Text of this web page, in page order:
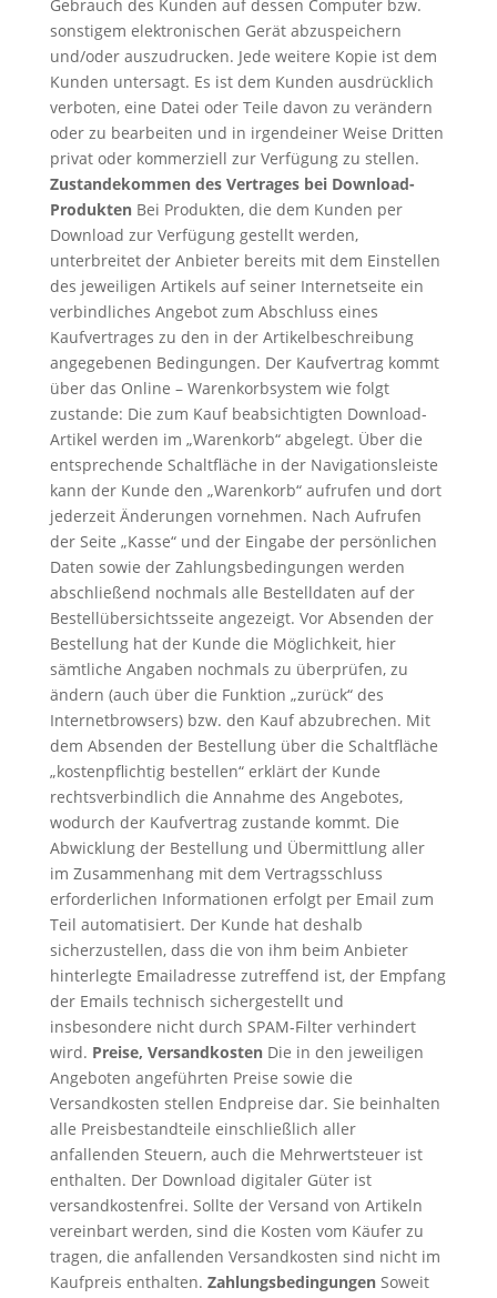
Gebrauch des Kunden auf dessen Computer bzw.
sonstigem elektronischen Gerät abzuspeichern
und/oder auszudrucken. Jede weitere Kopie ist dem
Kunden untersagt. Es ist dem Kunden ausdrücklich
verboten, eine Datei oder Teile davon zu verändern
oder zu bearbeiten und in irgendeiner Weise Dritten
privat oder kommerziell zur Verfügung zu stellen.
Zustandekommen des Vertrages bei Download-
ProduktenBei Produkten, die dem Kunden per
Download zur Verfügung gestellt werden,
unterbreitet der Anbieter bereits mit dem Einstellen
des jeweiligen Artikels auf seiner Internetseite ein
verbindliches Angebot zum Abschluss eines
Kaufvertrages zu den in der Artikelbeschreibung
angegebenen Bedingungen. Der Kaufvertrag kommt
über das Online – Warenkorbsystem wie folgt
zustande: Die zum Kauf beabsichtigten Download-
Artikel werden im „Warenkorb“ abgelegt. Über die
entsprechende Schaltfläche in der Navigationsleiste
kann der Kunde den „Warenkorb“ aufrufen und dort
jederzeit Änderungen vornehmen. Nach Aufrufen
der Seite „Kasse“ und der Eingabe der persönlichen
Daten sowie der Zahlungsbedingungen werden
abschließend nochmals alle Bestelldaten auf der
Bestellübersichtsseite angezeigt. Vor Absenden der
Bestellung hat der Kunde die Möglichkeit, hier
sämtliche Angaben nochmals zu überprüfen, zu
ändern (auch über die Funktion „zurück“ des
Internetbrowsers) bzw. den Kauf abzubrechen. Mit
dem Absenden der Bestellung über die Schaltfläche
„kostenpflichtig bestellen“ erklärt der Kunde
rechtsverbindlich die Annahme des Angebotes,
wodurch der Kaufvertrag zustande kommt. Die
Abwicklung der Bestellung und Übermittlung aller
im Zusammenhang mit dem Vertragsschluss
erforderlichen Informationen erfolgt per Email zum
Teil automatisiert. Der Kunde hat deshalb
sicherzustellen, dass die von ihm beim Anbieter
hinterlegte Emailadresse zutreffend ist, der Empfang
der Emails technisch sichergestellt und
insbesondere nicht durch SPAM-Filter verhindert
wird. Preise, VersandkostenDie in den jeweiligen
Angeboten angeführten Preise sowie die
Versandkosten stellen Endpreise dar. Sie beinhalten
alle Preisbestandteile einschließlich aller
anfallenden Steuern, auch die Mehrwertsteuer ist
enthalten. Der Download digitaler Güter ist
versandkostenfrei. Sollte der Versand von Artikeln
vereinbart werden, sind die Kosten vom Käufer zu
tragen, die anfallenden Versandkosten sind nicht im
Kaufpreis enthalten. ZahlungsbedingungenSoweit